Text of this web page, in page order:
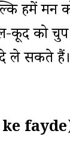
हमें
कूद को चुप
सकते हैं।
ke